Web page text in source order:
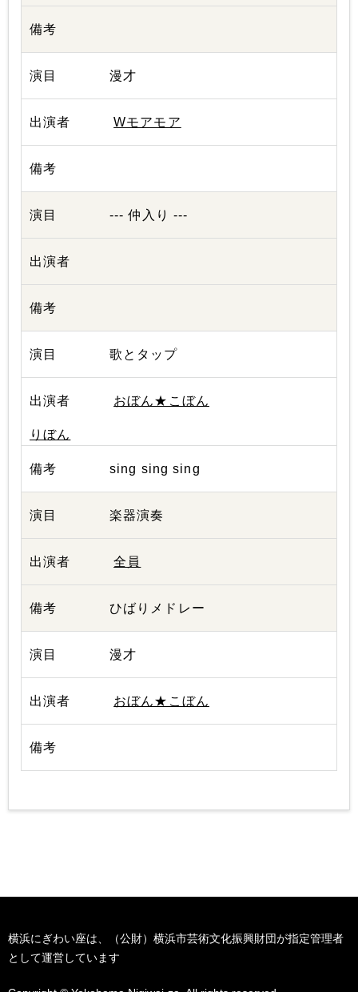
漫才
Wモアモア
--- 仲入り ---
歌とタップ
おぼん★こぼん
りぼん
sing sing sing
楽器演奏
全員
ひばりメドレー
漫才
おぼん★こぼん
横浜にぎわい座は、（公財）横浜市芸術文化振興財団が指定管理者
として運営しています